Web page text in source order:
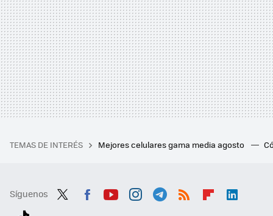
TEMAS DE INTERÉS Mejores celulares gama media agosto
Síguenos